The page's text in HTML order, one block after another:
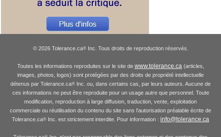
© 2026 Tolerance.ca®Inc. Tous droits de reproduction réservés.
Toutes les informations reproduites sur le site de www.tolerance.ca(articles,
images, photos, logos) sont protégées par des droits de propriété intellectuelle
détenus par Tolerance.ca® Inc. ou, dans certains cas, par leurs auteurs. Aucune de
ces informations ne peut être reproduite pour un usage autre que personnel. Toute
modification, reproduction à large diffusion, traduction, vente, exploitation
commerciale ou réutilisation du contenu du site sans l'autorisation préalable écrite de
Tolerance.ca® Inc. est strictement interdite. Pour information : info@tolerance.ca